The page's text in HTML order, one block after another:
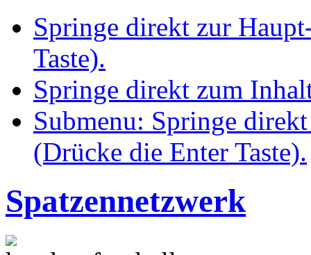
Springe direkt zur
Taste).
Springe direkt zum
Submenu: Springe
(Drücke die Enter Taste).
Spatzennetzwerk